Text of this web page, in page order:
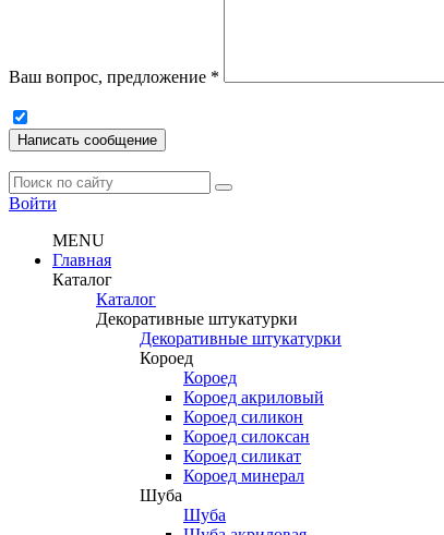
Ваш вопрос, предложение *
Написать сообщение
Войти
MENU
Главная
Каталог
Каталог
Декоративные штукатурки
Декоративные штукатурки
Короед
Короед
Короед акриловый
Короед силикон
Короед силоксан
Короед силикат
Короед минерал
Шуба
Шуба